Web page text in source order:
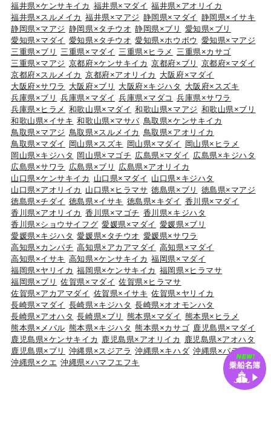
福井県×ケンサキイカ 福井県×マダイ 福井県×アオリイカ
福井県×スルメイカ 福井県×マアジ 静岡県×マダイ 静岡県×イサキ
静岡県×マアジ 静岡県×タチウオ 静岡県×ブリ
愛知県×ブリ
愛知県×マダイ 愛知県×タチウオ 愛知県×ホウボウ 愛知県×マアジ
三重県×ブリ
三重県×マダイ 三重県×ヒラメ
三重県×カサゴ
三重県×マアジ 京都府×ケンサキイカ 京都府×ブリ
京都府×マダイ
京都府×スルメイカ 京都府×アオリイカ
大阪府×マダイ
大阪府×サワラ
大阪府×ブリ 大阪府×キジハタ
大阪府×スズキ
兵庫県×ブリ
兵庫県×マダイ 兵庫県×マダコ
兵庫県×サワラ
兵庫県×ヒラメ 和歌山県×マダイ 和歌山県×マアジ 和歌山県×ブリ
和歌山県×イサキ 和歌山県×マサバ 鳥取県×ケンサキイカ
鳥取県×マアジ 鳥取県×スルメイカ 鳥取県×アオリイカ
鳥取県×マダイ
岡山県×スズキ 岡山県×マダイ
岡山県×ヒラメ
岡山県×キジハタ
岡山県×マゴチ 広島県×マダイ 広島県×キジハタ
広島県×サワラ
広島県×ブリ
広島県×アオリイカ
山口県×ケンサキイカ
山口県×マダイ 山口県×キジハタ
山口県×アオリイカ
山口県×ヒラマサ 徳島県×ブリ
徳島県×マアジ
徳島県×チダイ 徳島県×イサキ 徳島県×キダイ 香川県×マダイ
香川県×アオリイカ 香川県×マゴチ 香川県×キジハタ
香川県×ショウサイフグ 愛媛県×マダイ 愛媛県×ブリ
愛媛県×キジハタ 愛媛県×タチウオ 愛媛県×サワラ
高知県×カンパチ 高知県×アカアマダイ 高知県×マダイ
高知県×イサキ 高知県×ケンサキイカ 福岡県×マダイ
福岡県×ヤリイカ 福岡県×ケンサキイカ 福岡県×ヒラマサ
福岡県×ブリ
佐賀県×マダイ 佐賀県×ヒラマサ
佐賀県×アカアマダイ 佐賀県×イサキ 佐賀県×ヤリイカ
長崎県×マダイ 長崎県×キジハタ 長崎県×オオモンハタ
長崎県×アオハタ 長崎県×ブリ 熊本県×マダイ 熊本県×ヒラメ
熊本県×メバル 熊本県×キジハタ 熊本県×カサゴ 鹿児島県×マダイ
鹿児島県×ケンサキイカ 鹿児島県×アオリイカ
鹿児島県×アオハタ
鹿児島県×ブリ
沖縄県×スジアラ 沖縄県×キハダ 沖縄県×バラハタ
沖縄県×クエ 沖縄県×ハマフエフキ